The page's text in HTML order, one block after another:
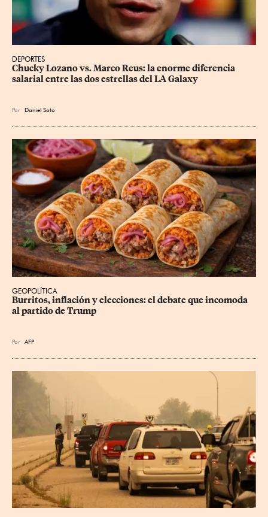
DEPORTES
Chucky Lozano vs. Marco Reus: la enorme diferencia
salarial entre las dos estrellas del LA Galaxy
Por Daniel Soto
GEOPOLÍTICA
Burritos, inflación y elecciones: el debate que incomoda
al partido de Trump
Por AFP